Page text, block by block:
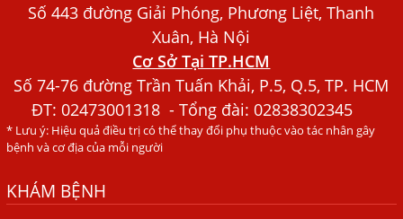
Người Đàn Ông Phát Ban Mẩn Đỏ Khắp Người, Sau Ba
Tháng Mới Tìm Ra Nguyên Nhân
Đau Mắt Đỏ, Nguyên Nhân Và Cách Điều Trị
HÀ NỘI – PHÁT BAN MẨN ĐỎ KHẮP NGƯỜI, ĐI KHÁM
PHÁT HIỆN NHIỄM KÝ SINH TRÙNG
TỔNG QUAN VỀ KÉM HẤP THU THỨC ĂN
Số 443 đường Giải Phóng, Phương Liệt, Thanh
Xuân, Hà Nội
Cơ Sở Tại TP.HCM
Số 74-76 đường Trần Tuấn Khải, P.5, Q.5, TP. HCM
ĐT:02473001318 - Tổng đài: 02838302345
* Lưu ý: Hiệu quả điều trị có thể thay đổi phụ thuộc vào tác nhân gây
bệnh và cơ địa của mỗi người
KHÁM BỆNH